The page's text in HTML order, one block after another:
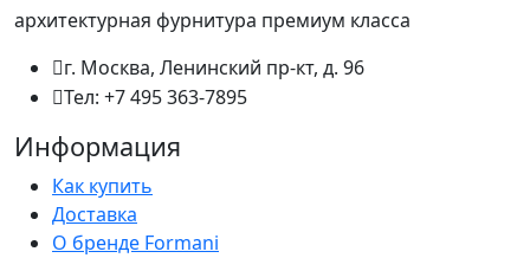
архитектурная фурнитура премиум класса
г. Москва, Ленинский пр-кт, д. 96
Тел: +7 495 363-7895
Информация
Как купить
Доставка
О бренде Formani